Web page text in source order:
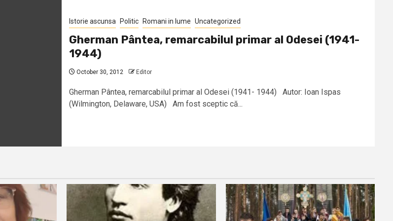
Istorie ascunsa Politic Romani in lume Uncategorized
Gherman Pântea, remarcabilul primar al Odesei (1941-
1944)
October 30, 2012 Editor
Gherman Pântea, remarcabilul primar al Odesei (1941- 1944) Autor: Ioan Ispas
(Wilmington, Delaware, USA) Am fost sceptic că...